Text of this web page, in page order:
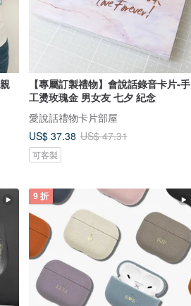
【專屬訂製禮物】會說話錄音卡片-手
工燙玫瑰金 男女友 七夕 紀念
愛說話禮物卡片部屋
US$ 37.38 US$ 47.31
可客製
9 折